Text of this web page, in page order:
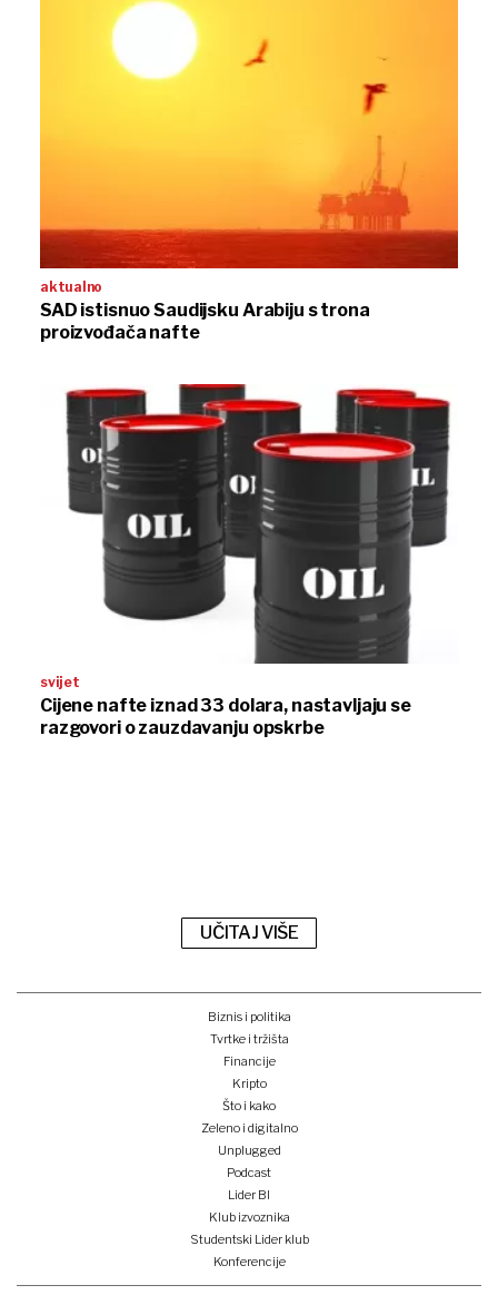
aktualno
SAD istisnuo Saudijsku Arabiju s trona
proizvođača nafte
svijet
Cijene nafte iznad 33 dolara, nastavljaju se
razgovori o zauzdavanju opskrbe
UČITAJ VIŠE
Biznis i politika
Tvrtke i tržišta
Financije
Kripto
Što i kako
Zeleno i digitalno
Unplugged
Podcast
Lider BI
Klub izvoznika
Studentski Lider klub
Konferencije